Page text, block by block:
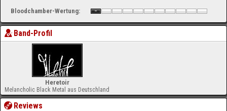
Bloodchamber-Wertung:
Band-Profil
Heretoir
Melancholic Black Metal aus Deutschland
Reviews